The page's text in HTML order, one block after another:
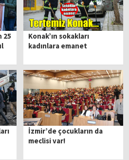
25
Konak’ın sokakları
kadınlara emanet
İzmir’de çocukların da
meclisi var!